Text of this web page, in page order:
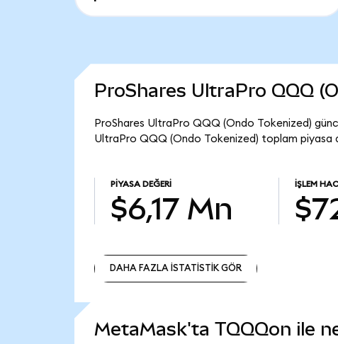
ProShares UltraPro QQQ
ProShares UltraPro QQQ (Ondo Tokenized)
UltraPro QQQ (Ondo Tokenized) toplam piyasa
PIYASA DEĞERI
$6,17 Mn
İŞLEM
DAHA FAZLA İSTATİSTİK GÖR
MetaMask'ta TQQQon ile